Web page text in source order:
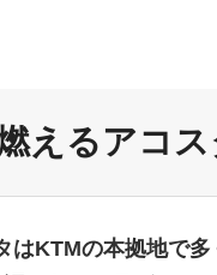
えるアコス
KTMの本拠地で